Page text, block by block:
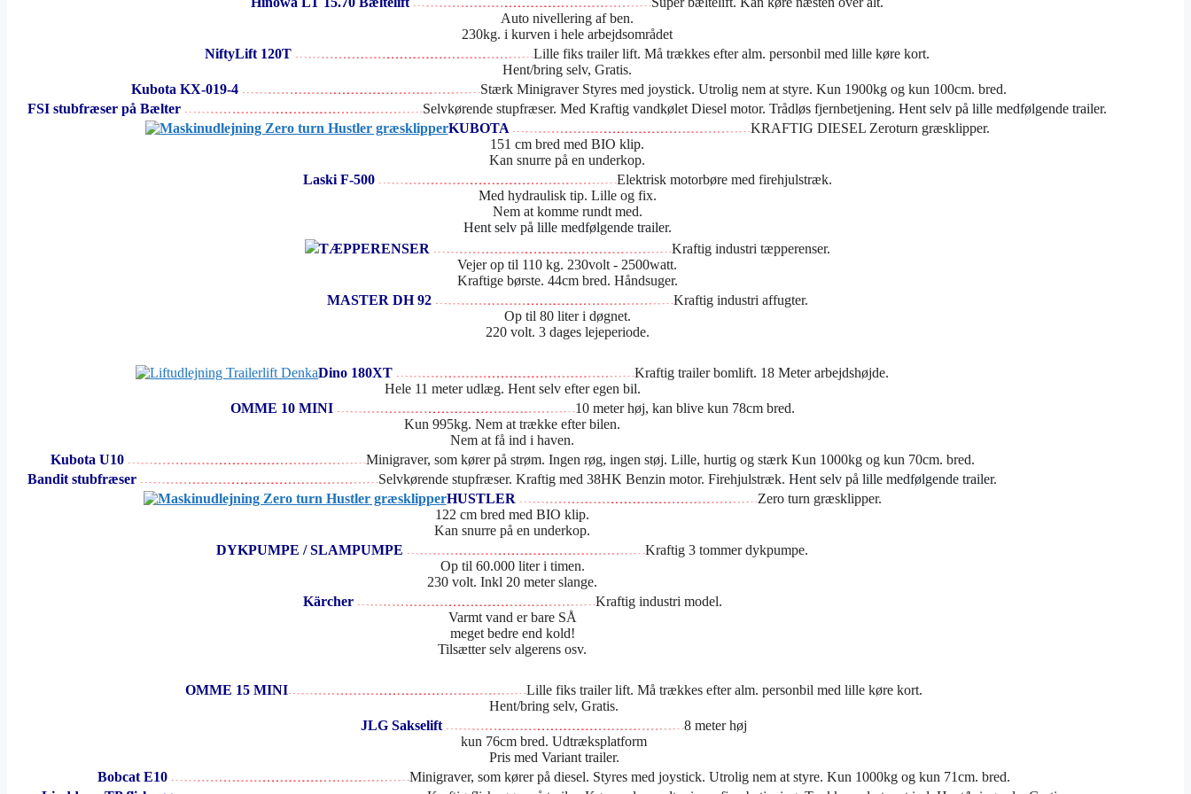
Auto nivellering af ben.
230kg. i kurven i hele arbejdsområdet
NiftyLift 120T
Lille fiks trailer lift. Må trækkes efter alm. personbil med lille køre kort.
Hent/bring selv, Gratis.
Kubota KX-019-4
Stærk Minigraver Styres med joystick. Utrolig nem at styre. Kun 1900kg og kun 100cm. bred.
FSI stubfræser på Bælter
Selvkørende stupfræser. Med Kraftig vandkølet Diesel motor. Trådløs fjernbetjening. Hent selv på lille medfølgende trailer.
KUBOTA
KRAFTIG DIESEL Zeroturn græsklipper.
151 cm bred med BIO klip.
Kan snurre på en underkop.
Laski F-500
Elektrisk motorbøre med firehjulstræk.
Med hydraulisk tip. Lille og fix.
Nem at komme rundt med.
Hent selv på lille medfølgende trailer.
TÆPPERENSER
Kraftig industri tæpperenser.
Vejer op til 110 kg. 230volt - 2500watt.
Kraftige børste. 44cm bred. Håndsuger.
MASTER DH 92
Kraftig industri affugter.
Op til 80 liter i døgnet.
220 volt. 3 dages lejeperiode.
Dino 180XT
Kraftig trailer bomlift. 18 Meter arbejdshøjde.
Hele 11 meter udlæg. Hent selv efter egen bil.
OMME 10 MINI
10 meter høj, kan blive kun 78cm bred.
Kun 995kg. Nem at trække efter bilen.
Nem at få ind i haven.
Kubota U10
Minigraver, som kører på strøm. Ingen røg, ingen støj. Lille, hurtig og stærk Kun 1000kg og kun 70cm. bred.
Bandit stubfræser
Selvkørende stupfræser. Kraftig med 38HK Benzin motor. Firehjulstræk. Hent selv på lille medfølgende trailer.
HUSTLER
Zero turn græsklipper.
122 cm bred med BIO klip.
Kan snurre på en underkop.
DYKPUMPE / SLAMPUMPE
Kraftig 3 tommer dykpumpe.
Op til 60.000 liter i timen.
230 volt. Inkl 20 meter slange.
Kärcher
Kraftig industri model.
Varmt vand er bare SÅ
meget bedre end kold!
Tilsætter selv algerens osv.
OMME 15 MINI
Lille fiks trailer lift. Må trækkes efter alm. personbil med lille køre kort.
Hent/bring selv, Gratis.
JLG Sakselift
8 meter høj
kun 76cm bred. Udtræksplatform
Pris med Variant trailer.
Bobcat E10
Minigraver, som kører på diesel. Styres med joystick. Utrolig nem at styre. Kun 1000kg og kun 71cm. bred.